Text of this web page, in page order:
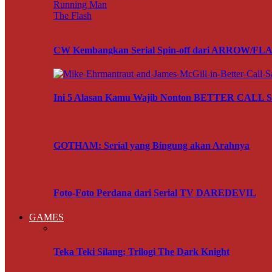
Running Man
The Flash
CW Kembangkan Serial Spin-off dari ARROW/
Ini 5 Alasan Kamu Wajib Nonton BETTER CALL
GOTHAM: Serial yang Bingung akan Arahnya
Foto-Foto Perdana dari Serial TV DAREDEVIL
GAMES
Teka Teki Silang: Trilogi The Dark Knight